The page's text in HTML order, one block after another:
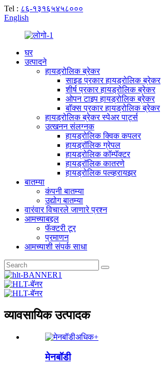
Tel : ८६-१३१६५४५८०००
English
घर
उत्पादने
हायड्रोलिक ब्रेकर
साइड प्रकार हायड्रोलिक ब्रेकर
शीर्ष प्रकार हायड्रोलिक ब्रेकर
ओपन टाइप हायड्रोलिक ब्रेकर
बॉक्स प्रकार हायड्रोलिक ब्रेकर
हायड्रोलिक ब्रेकर स्पेअर पार्ट्स
उत्खनन संलग्नक
हायड्रोलिक क्विक कपलर
हायड्रॉलिक ग्रेपल
हायड्रोलिक कॉम्पॅक्टर
हायड्रॉलिक कातरणे
हायड्रोलिक पल्व्हरायझर
बातम्या
कंपनी बातम्या
उद्योग बातम्या
वारंवार विचारले जाणारे प्रश्न
आमच्याबद्दल
फॅक्टरी टूर
प्रमाणन
आमच्याशी संपर्क साधा
व्यावसायिक उत्पादक
अधिक+
मेनबॉडी